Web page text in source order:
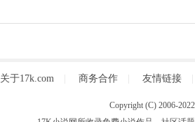
关于17k.com 商务合作 友情链接
Copyright (C) 2006-